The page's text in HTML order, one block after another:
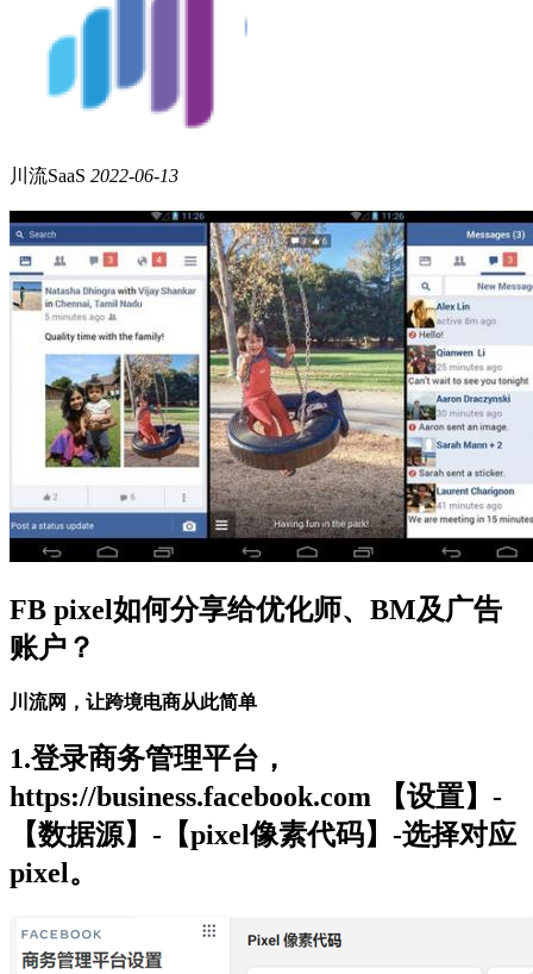
川流SaaS 2022-06-13
FB pixel如何分享给优化师、BM及广告
账户？
川流网，让跨境电商从此简单
1.登录商务管理平台，
https://business.facebook.com 【设置】-
【数据源】-【pixel像素代码】-选择对应
pixel。